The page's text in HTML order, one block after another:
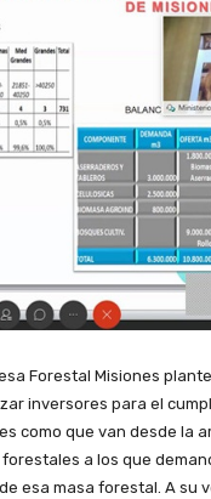
Forestal Misiones
inversores para el
como que van desde la
a los que
esa masa forestal. A su